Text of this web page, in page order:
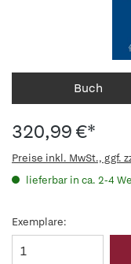
Buch
320,99 €*
Preise inkl. MwSt., ggf.
lieferbar in ca. 2-4
Exemplare: